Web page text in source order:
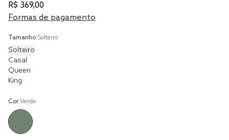
R$ 369,00
Formas de pagamento
Tamanho:Solteiro
Solteiro
Casal
Queen
King
Cor:Verde
solteiro king
jogo cama
jogo cama casal